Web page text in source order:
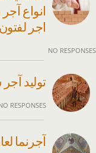
انواع
اجر لفتون
NO RESPONSES
تولید
RESPONSES
آجرنما